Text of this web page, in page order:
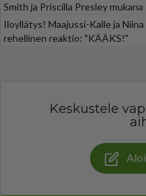
Smith ja Priscilla Presley mukana
Iloyllätys! Maajussi-Kalle ja
rehellinen reaktio: "KÄÄKS!"
Keskustele